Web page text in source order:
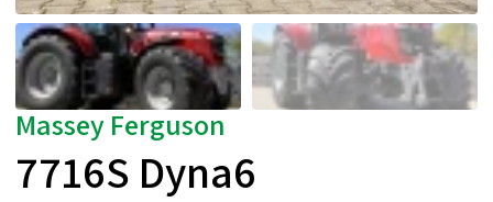
Massey Ferguson
7716S Dyna6